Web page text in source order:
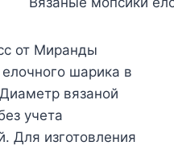
от Миранды
шарика в
вязаной
учета
Для изготовления